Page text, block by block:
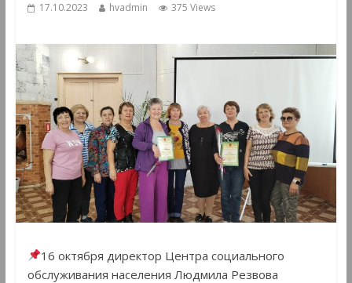
17.10.2023 hvadmin 375 Views
16 октября директор Центра социального
обслуживания населения Людмила Резвова